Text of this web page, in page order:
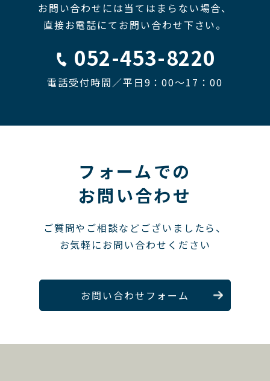
お問い合わせには当てはまらない場合、
直接お電話にてお問い合わせ下さい。
052-453-8220
電話受付時間／平日9：00〜17：00
フォームでの
お問い合わせ
ご質問やご相談などございましたら、
お気軽にお問い合わせください
お問い合わせフォーム